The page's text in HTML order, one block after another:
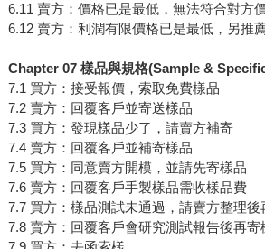
6.11 賣方：價格已是最低，無法符合對方
6.12 賣方：利潤有限價格已是最低，另推
Chapter 07 樣品與規格(Sample &
7.1 買方：接受報價，索取免費樣品
7.2 賣方：回覆客戶並寄送樣品
7.3 買方：發現樣品少了，請賣方補寄
7.4 賣方：回覆客戶並補寄樣品
7.5 買方：同意賣方開模，並請先寄樣品
7.6 賣方：回覆客戶手製樣品需收樣品費
7.7 買方：樣品測試未通過，請賣方整理後
7.8 賣方：回覆客戶會研究測試報告後再寄